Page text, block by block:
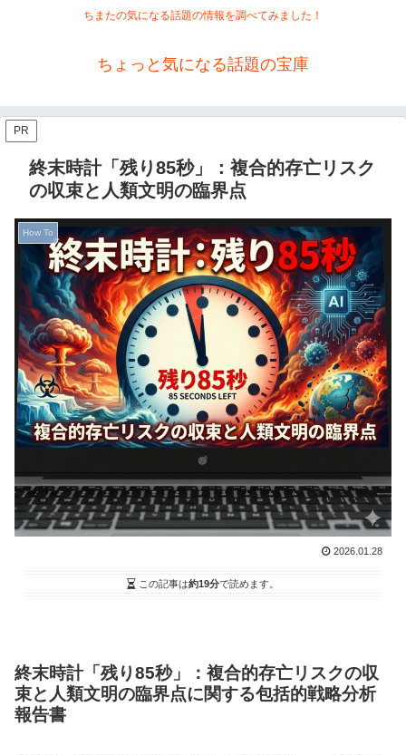
ちまたの気になる話題の情報を調べてみました！
ちょっと気になる話題の宝庫
PR
終末時計「残り85秒」：複合的存亡リスク
の収束と人類文明の臨界点
How To
2026.01.28
この記事は約19分で読めます。
終末時計「残り85秒」：複合的存亡リスクの収
束と人類文明の臨界点に関する包括的戦略分析
報告書